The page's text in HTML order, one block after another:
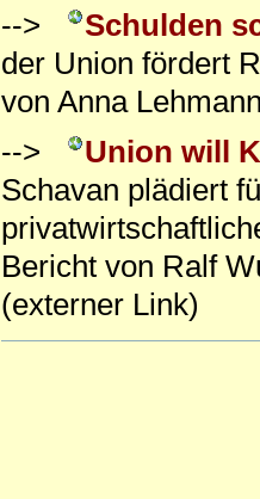
-->
Schulden
der Union fördert
von Anna
-->
Union will
Schavan plädiert
Bericht von Ralf
(externer Link)